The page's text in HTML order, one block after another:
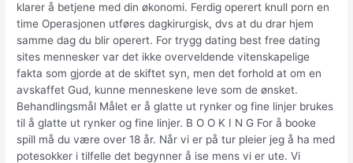
klarer å betjene med din økonomi. Ferdig operert knull porn en
time Operasjonen utføres dagkirurgisk, dvs at du drar hjem
samme dag du blir operert. For trygg dating best free dating
sites mennesker var det ikke overveldende vitenskapelige
fakta som gjorde at de skiftet syn, men det forhold at om en
avskaffet Gud, kunne menneskene leve som de ønsket.
Behandlingsmål Målet er å glatte ut rynker og fine linjer brukes
til å glatte ut rynker og fine linjer. B O O K I N G For å booke
spill må du være over 18 år. Når vi er på tur pleier jeg å ha med
potesokker i tilfelle det begynner å ise mens vi er ute. Vi